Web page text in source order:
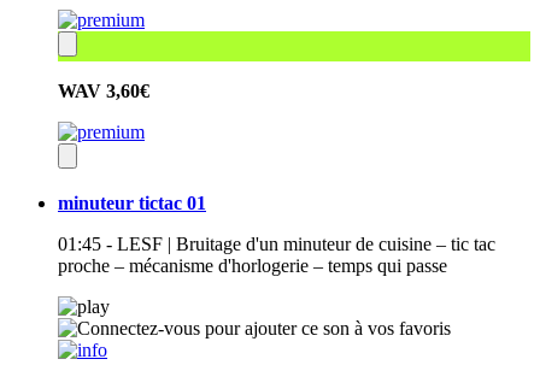
WAV 3,60€
minuteur tictac 01
01:45 - LESF | Bruitage d'un minuteur de cuisine – tic tac
proche – mécanisme d'horlogerie – temps qui passe